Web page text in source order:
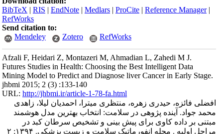
BibTeX |RIS |EndNote |Medlars |ProCite |Reference Manager
RefWorks
Send citation to:
Mendeley
Zotero RefWorks
Afzali F, Heidari Z, Montazeri M, Ahmadian L, Zahedi M J.
Futures Studies in Health: Choosing the Best Intelligent Data
Mining Model to Predict and Diagnose liver Cancer in Early Stage.
jhbmi 2015; 2 (3) :133-140
URL:http://jhbmi.ir/article-1-78-fa.html
افضلی فائزه، حیدری زهره، منتظری میترا، احمدیان لیلا، زاهدی
محمد جواد. آینده پژوهی در سلامت: انتخاب بهترین مدل هوشمند
مبتنی بر داده کاوی برای پیش بینی و تشخیص سرطان کبد در
مراحل اولیه . مجله انفورماتیک سلامت و زیست پزشکی. ۱۳۹۴; ۲